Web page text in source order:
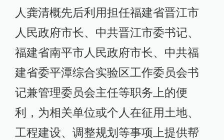
人龚清概先后利用担任福建省晋江市
人民政府市长、中共晋江市委书记、
福建省南平市人民政府市长、中共福
建省委平潭综合实验区工作委员会书
记兼管理委员会主任等职务上的便
利，为相关单位或个人在征用土地、
工程建设、调整规划等事项上提供帮